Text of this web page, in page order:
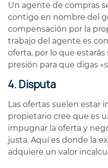
Un agente de compras
contigo en nombre del
compensación por la
trabajo del agente es
oferta, por lo que
presión para que digas
4. Disputa
Las ofertas suelen estar
propietario cree que es
impugnar la oferta y
justa. Aquí es donde la
adquiere un valor